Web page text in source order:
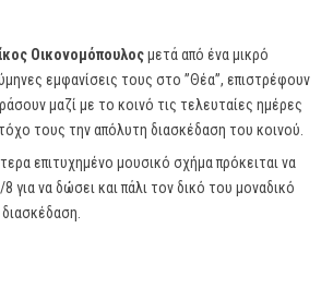
Οικονομόπουλοςμετά από ένα μικρό
εμφανίσεις τους στο ”Θέα”, επιστρέφουν
μαζί με το κοινό τις τελευταίες ημέρες
τους την απόλυτη διασκέδαση του κοινού.
επιτυχημένο μουσικό σχήμα πρόκειται να
για να δώσει και πάλι τον δικό του μοναδικό